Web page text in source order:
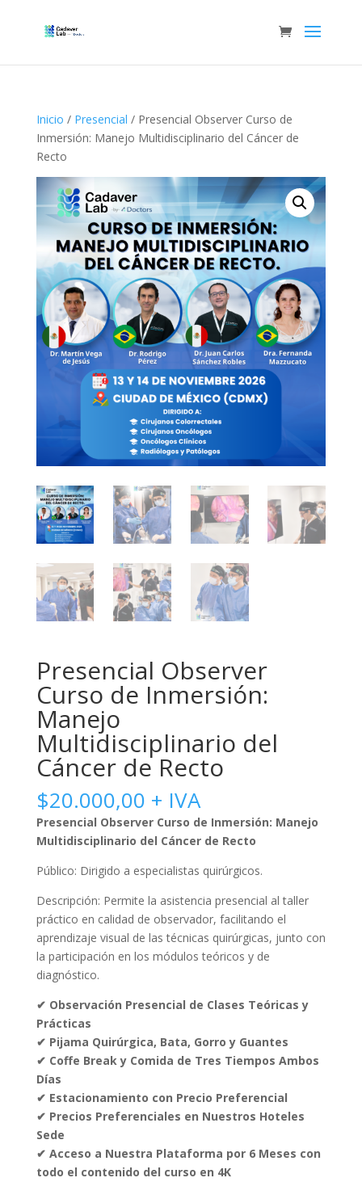
Inicio / Presencial / Presencial Observer Curso de
Inmersión: Manejo Multidisciplinario del Cáncer de
Recto
Presencial Observer
Curso de Inmersión:
Manejo
Multidisciplinario del
Cáncer de Recto
$20.000,00 + IVA
Presencial Observer Curso de Inmersión: Manejo
Multidisciplinario del Cáncer de Recto
Público: Dirigido a especialistas quirúrgicos.
Descripción: Permite la asistencia presencial al taller
práctico en calidad de observador, facilitando el
aprendizaje visual de las técnicas quirúrgicas, junto con
la participación en los módulos teóricos y de
diagnóstico.
✔ Observación Presencial de Clases Teóricas y
Prácticas
✔ Pijama Quirúrgica, Bata, Gorro y Guantes
✔ Coffe Break y Comida de Tres Tiempos Ambos
Días
✔ Estacionamiento con Precio Preferencial
✔ Precios Preferenciales en Nuestros Hoteles
Sede
✔ Acceso a Nuestra Plataforma por 6 Meses con
todo el contenido del curso en 4K